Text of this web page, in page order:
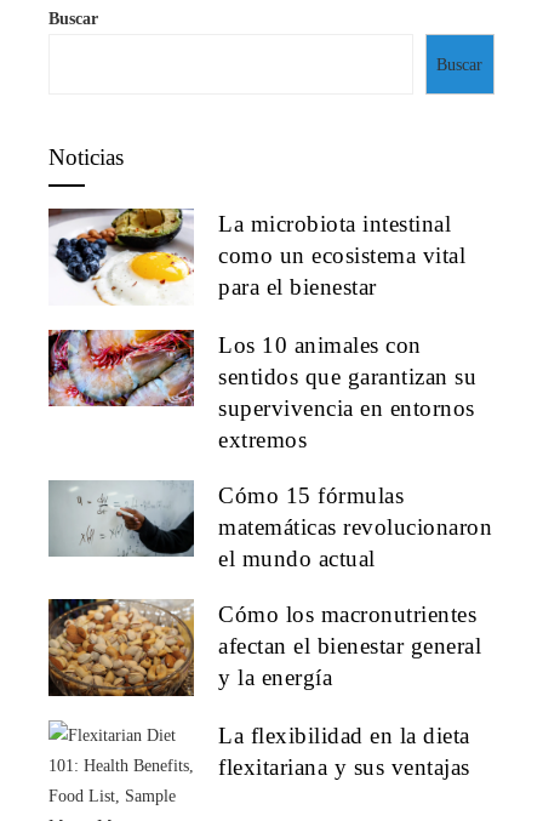
Buscar
Buscar
Noticias
La microbiota intestinal
como un ecosistema vital
para el bienestar
Los 10 animales con
sentidos que garantizan su
supervivencia en entornos
extremos
Cómo 15 fórmulas
matemáticas revolucionaron
el mundo actual
Cómo los macronutrientes
afectan el bienestar general
y la energía
La flexibilidad en la dieta
flexitariana y sus ventajas